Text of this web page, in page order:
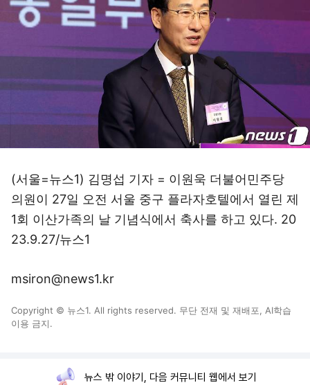
(서울=뉴스1) 김명섭 기자 = 이원욱 더불어민주당
의원이 27일 오전 서울 중구 플라자호텔에서 열린 제
1회 이산가족의 날 기념식에서 축사를 하고 있다. 20
23.9.27/뉴스1
msiron@news1.kr
Copyright © 뉴스1. All rights reserved. 무단 전재 및 재배포, AI학습
이용 금지.
뉴스 밖 이야기, 다음 커뮤니티 웹에서 보기